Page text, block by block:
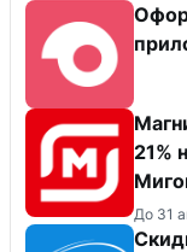
21%
До 31